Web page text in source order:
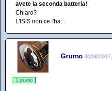
avete la seconda batteria!
Chiaro?
L'ISIS non ce l'ha...
Grumo 30/08/
1 punto